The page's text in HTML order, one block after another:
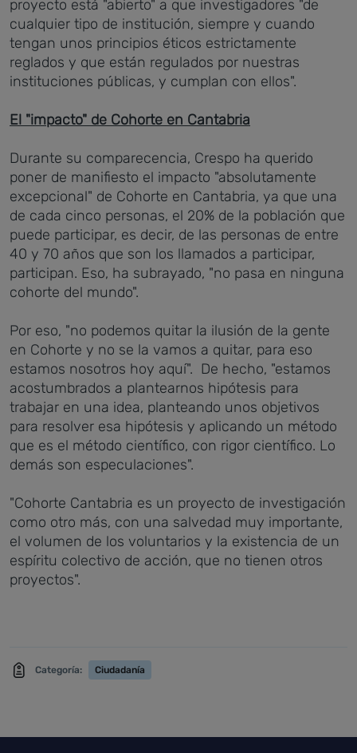
proyecto está "abierto" a que investigadores "de
cualquier tipo de institución, siempre y cuando
tengan unos principios éticos estrictamente
reglados y que están regulados por nuestras
instituciones públicas, y cumplan con ellos".
El "impacto" de Cohorte en Cantabria
Durante su comparecencia, Crespo ha querido
poner de manifiesto el impacto "absolutamente
excepcional" de Cohorte en Cantabria, ya que una
de cada cinco personas, el 20% de la población que
puede participar, es decir, de las personas de entre
40 y 70 años que son los llamados a participar,
participan. Eso, ha subrayado, "no pasa en ninguna
cohorte del mundo".
Por eso, "no podemos quitar la ilusión de la gente
en Cohorte y no se la vamos a quitar, para eso
estamos nosotros hoy aquí". De hecho, "estamos
acostumbrados a plantearnos hipótesis para
trabajar en una idea, planteando unos objetivos
para resolver esa hipótesis y aplicando un método
que es el método científico, con rigor científico. Lo
demás son especulaciones".
"Cohorte Cantabria es un proyecto de investigación
como otro más, con una salvedad muy importante,
el volumen de los voluntarios y la existencia de un
espíritu colectivo de acción, que no tienen otros
proyectos".
Categoría: Ciudadanía